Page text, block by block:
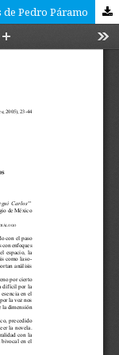
Pedro Páramo